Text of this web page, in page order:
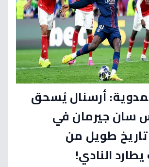
أرسنال يُسحق
سان جيرمان في
طويل من
النادي!